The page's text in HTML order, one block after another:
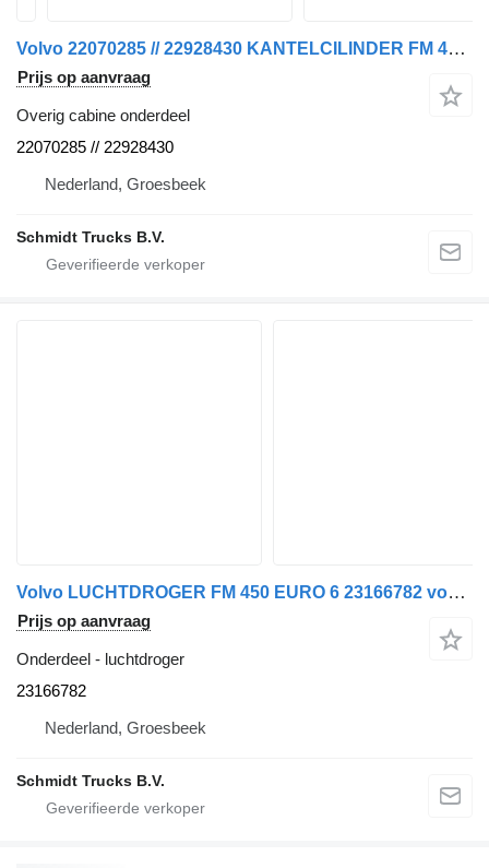
Volvo 22070285 // 22928430 KANTELCILINDER FM 450 EURO 6 voor vrachtwagen
Prijs op aanvraag
Overig cabine onderdeel
22070285 // 22928430
Nederland, Groesbeek
Schmidt Trucks B.V.
Volvo LUCHTDROGER FM 450 EURO 6 23166782 voor vrachtwagen
Prijs op aanvraag
Onderdeel - luchtdroger
23166782
Nederland, Groesbeek
Schmidt Trucks B.V.